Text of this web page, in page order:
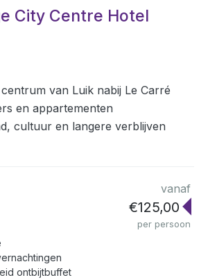
City Centre Hotel
van Luik nabij Le Carré
en appartementen
cultuur en langere verblijven
vanaf
€125,00
per persoon
ontbijtbuffet